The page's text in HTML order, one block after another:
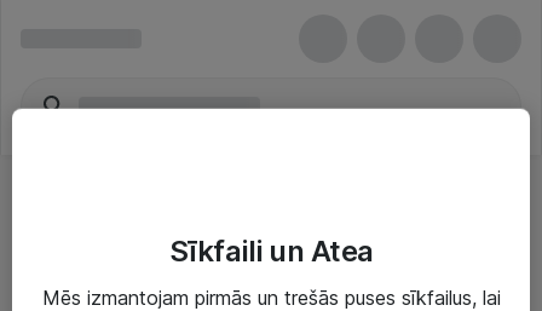
Sīkfaili un Atea
Mēs izmantojam pirmās un trešās puses sīkfailus, lai